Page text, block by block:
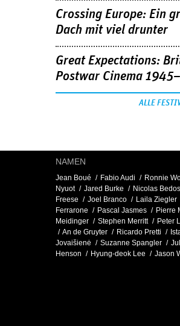
Crossing Europe: Ein
Dach mit viel drunter
Great Expectations:
Postwar Cinema
ALLE
NAMEN
Jean Boué Fabio Audi Ronnie
Nyuot
Jared Burke Nicolas Bedos
Freese
Joel Branco Laila Ziegler
Ferrarone
Pascal Jasmes Pierre
Meidinger
Stephen Merritt Peter
An de Gruyter
Ricardo Pretti
Jovaišienė
Suzanne Spangler
Henson
Hyung-deok Lee Jason